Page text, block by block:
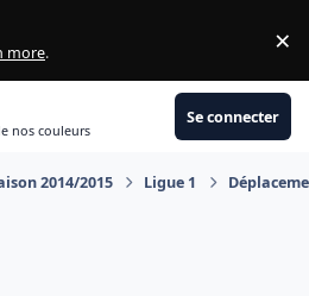
more. ×
nos couleurs
Se connecter
2014/2015 Ligue 1